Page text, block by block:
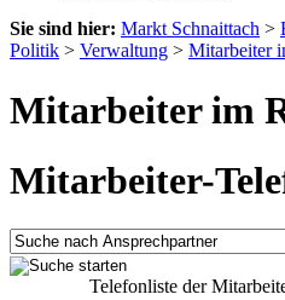
Sie sind hier: Markt Schnaittach >
Politik > Verwaltung > Mitarbeiter
Mitarbeiter im
Mitarbeiter-
Telefonliste der